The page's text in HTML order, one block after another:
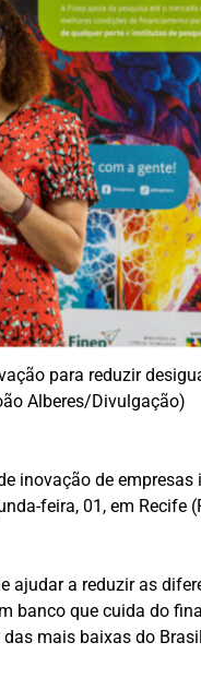
para reduzir
Alberes/Divulgação)
inovação de
feira, 01, em Recife
a reduzir as
banco que cuida do
mais baixas do